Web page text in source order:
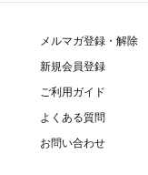
メルマガ登録・解除
新規会員登録
ご利用ガイド
よくある質問
お問い合わせ